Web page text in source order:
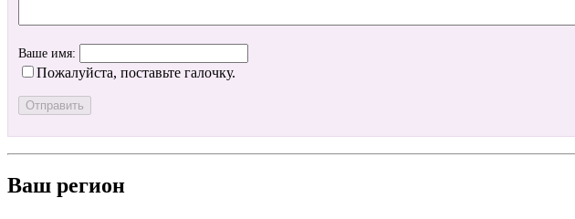
Ваше имя:
Пожалуйста, поставьте галочку.
Ваш регион